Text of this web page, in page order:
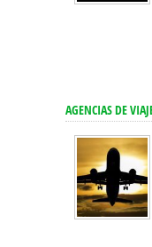
AGENCIAS DE